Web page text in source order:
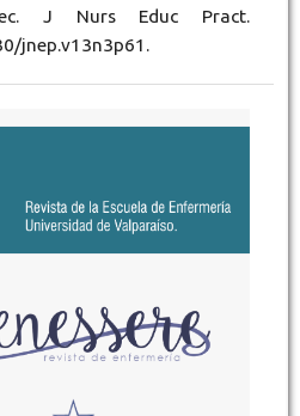
J Nurs Educ Pract.
jnep.v13n3p61.